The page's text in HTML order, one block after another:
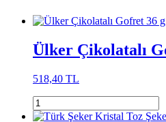
Ülker Çikolatalı
518,40 TL